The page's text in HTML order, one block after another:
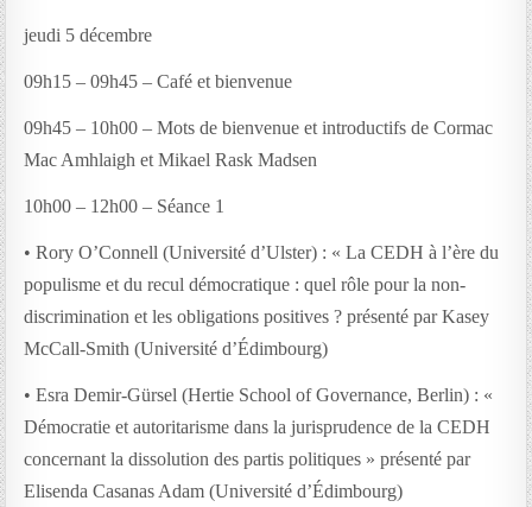
jeudi 5 décembre
09h15 – 09h45 – Café et bienvenue
09h45 – 10h00 – Mots de bienvenue et introductifs de Cormac
Mac Amhlaigh et Mikael Rask Madsen
10h00 – 12h00 – Séance 1
• Rory O’Connell (Université d’Ulster) : « La CEDH à l’ère du
populisme et du recul démocratique : quel rôle pour la non-
discrimination et les obligations positives ? présenté par Kasey
McCall-Smith (Université d’Édimbourg)
• Esra Demir-Gürsel (Hertie School of Governance, Berlin) : «
Démocratie et autoritarisme dans la jurisprudence de la CEDH
concernant la dissolution des partis politiques » présenté par
Elisenda Casanas Adam (Université d’Édimbourg)